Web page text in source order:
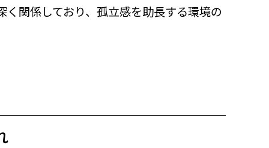
関係しており、孤立感を助長する環境の